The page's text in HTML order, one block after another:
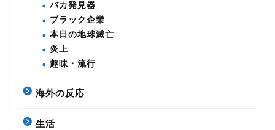
バカ発見器
ブラック企業
本日の地球滅亡
炎上
趣味・流行
海外の反応
生活